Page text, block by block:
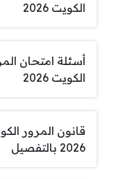
الكويت 2026
أسئلة امتحان
الكويت 2026
قانون المرور
2026 بالتفصيل